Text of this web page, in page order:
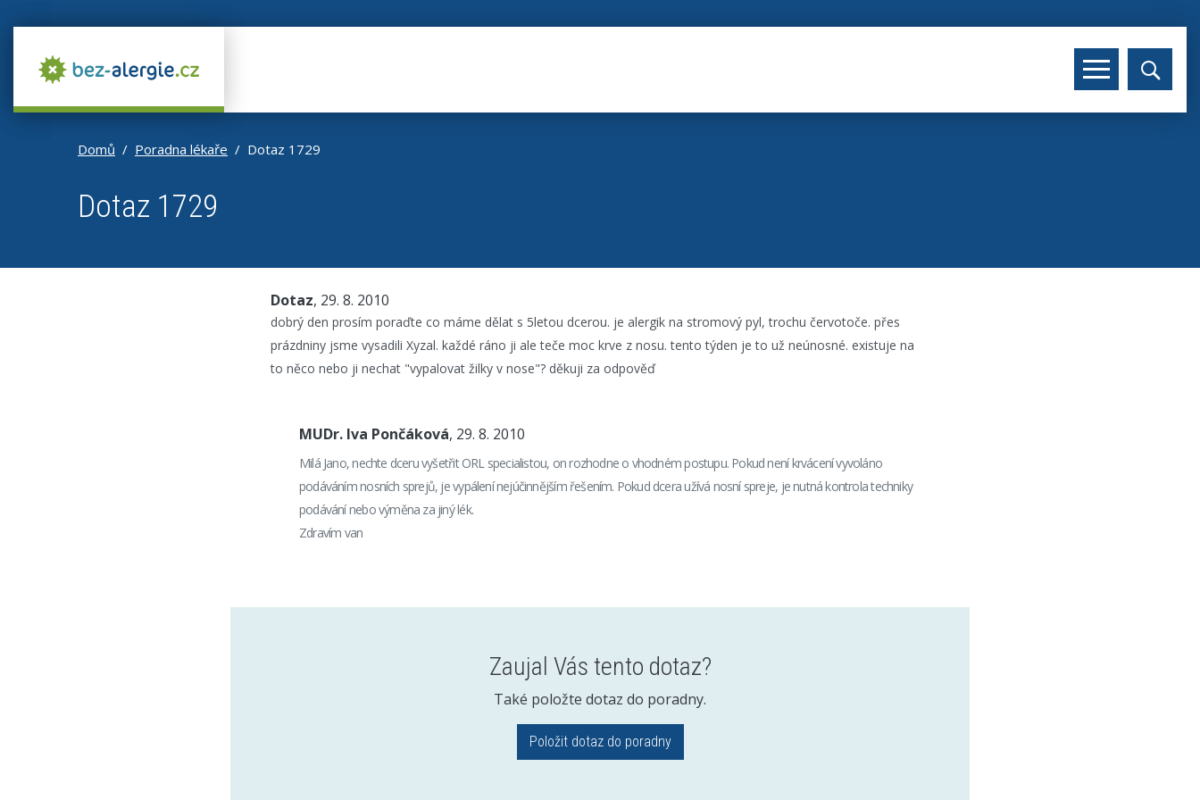
Domů Poradna lékaře Dotaz 1729
Dotaz 1729
Dotaz, 29. 8. 2010
dobrý den prosím poraďte co máme dělat s 5letou dcerou. je alergik na stromový pyl, trochu červotoče. přes
prázdniny jsme vysadili Xyzal. každé ráno ji ale teče moc krve z nosu. tento týden je to už neúnosné. existuje na
to něco nebo ji nechat "vypalovat žilky v nose"? děkuji za odpověď
MUDr. Iva Pončáková, 29. 8. 2010
Milá Jano, nechte dceru vyšetřit ORL specialistou, on rozhodne o vhodném postupu. Pokud není krvácení vyvoláno
podáváním nosních sprejů, je vypálení nejúčinnějším řešením. Pokud dcera užívá nosní spreje, je nutná kontrola techniky
podávání nebo výměna za jiný lék.
Zdravím van
Zaujal Vás tento dotaz?
Také položte dotaz do poradny.
Položit dotaz do poradny